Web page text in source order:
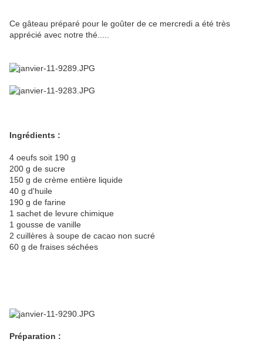
Ce gâteau préparé pour le goûter de ce mercredi a été très
apprécié avec notre thé.....
Ingrédients :
4 oeufs soit 190 g
200 g de sucre
150 g de crème entière liquide
40 g d'huile
190 g de farine
1 sachet de levure chimique
1 gousse de vanille
2 cuillères à soupe de cacao non sucré
60 g de fraises séchées
Préparation :